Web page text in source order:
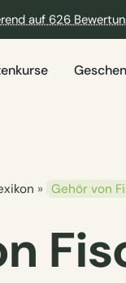
auf 626
» Gehör von